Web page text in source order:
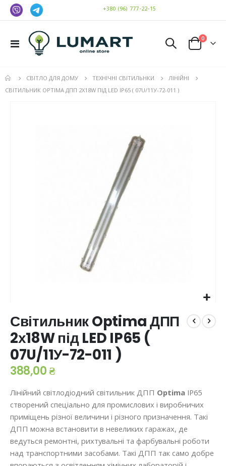
+380 (96) 777-22-15
Toggle
Cart
0
СВІТЛО ДЛЯ ДОМУ ТЕХНІЧНІ СВІТИЛЬНКИ
ЛІНІЙНІ
СВІТИЛЬНИК OPTIMA ДПП 2Х18W ПІД LED IP65 ( 07U/11У-72-011 )
до
початку
галереї
зображень
Світильник Optima ДПП
2х18W під LED IP65 (
07U/11У-72-011 )
388,00 ₴
Лінійний світлодіодний світильник ДПП Optima IP65
створений спеціально для промислових і виробничих
приміщень різної величини і різного призначення. Такі
ДПП можна встановити в невеликих гаражах, де
ведуться ремонтні, рихтувальні та фарбувальні роботи
над транспортними засобами. Такі ДПП так само добре